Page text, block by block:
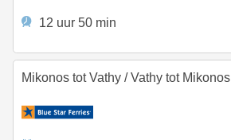
12 uur 50 min
Mikonos tot Vathy /Vathy tot Mikonos